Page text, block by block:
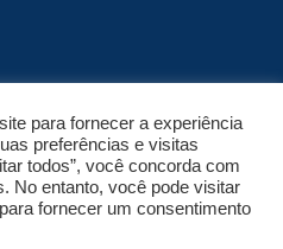
CENTRO, CEP: 28950-000
08:00 ÀS 17:00
para fornecer a experiência
preferências e visitas
todos”, você concorda com
No entanto, você pode visitar
fornecer um consentimento